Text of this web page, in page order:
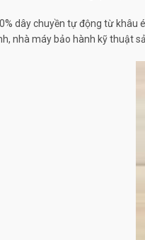
dây chuyền tự động từ khâu
nhà máy bảo hành kỹ thuật